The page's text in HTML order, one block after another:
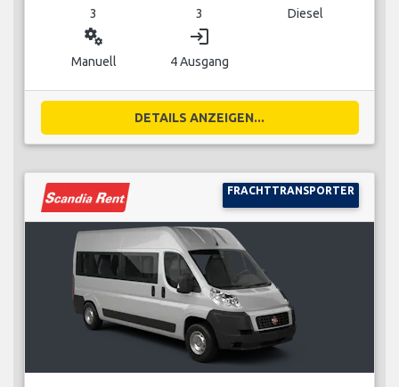
3 3 Diesel
miscellaneous_services
Manuell
login
4 Ausgang
DETAILS ANZEIGEN...
FRACHTTRANSPORTER